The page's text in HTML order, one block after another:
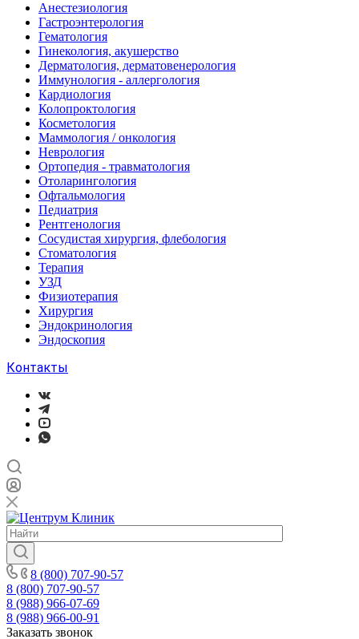
Анестезиология
Гастроэнтерология
Гематология
Гинекология, акушерство
Дерматология, дерматовенерология
Иммунология - аллергология
Кардиология
Колопроктология
Косметология
Маммология / онкология
Неврология
Ортопедия - травматология
Отоларингология
Офтальмология
Педиатрия
Рентгенология
Сосудистая хирургия, флебология
Стоматология
Терапия
УЗД
Физиотерапия
Хирургия
Эндокринология
Эндоскопия
Контакты
8 (800) 707-90-57
8 (800) 707-90-57
8 (988) 966-07-69
8 (988) 966-00-91
Заказать звонок